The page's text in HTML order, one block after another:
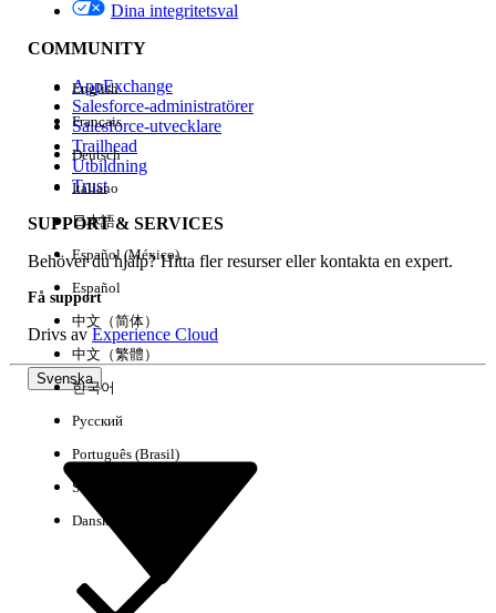
Version
Händelse
Rensa alla Klart
Dina integritetsval
COMMUNITY
AppExchange
Salesforce-administratörer
Salesforce-utvecklare
Trailhead
Utbildning
Trust
SUPPORT & SERVICES
Behöver du hjälp? Hitta fler resurser eller kontakta en expert.
Få support
Drivs avExperience Cloud
Svenska
English
Français
Deutsch
Italiano
日本語
Español (México)
Español
中文（简体）
中文（繁體）
한국어
Русский
Português (Brasil)
Suomi
Dansk